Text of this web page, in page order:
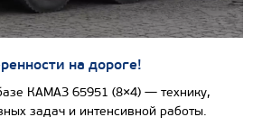
на дороге!
КАМАЗ 65951 (8×4) — технику,
задач и интенсивной работы.